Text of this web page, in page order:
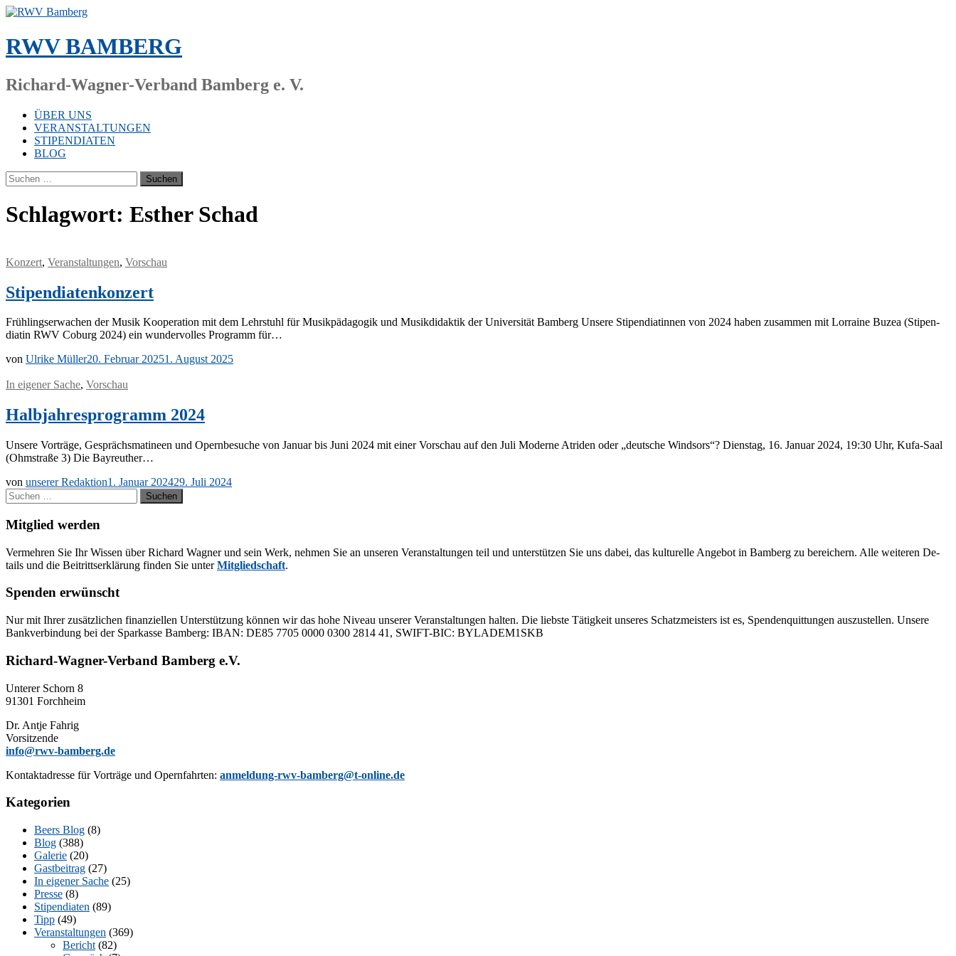
Zum
springen
RWV BAMBERG
Richard-Wagner-Verband Bamberg e. V.
ÜBER UNS
VERANSTALTUNGEN
STIPENDIATEN
BLOG
Suchen
nach:
Schlagwort: Esther Schad
Konzert, Veranstaltungen, Vorschau
Stipendiatenkonzert
Früh­lings­er­wa­chen der Mu­sik Ko­ope­ra­ti­on mit dem Lehr­stuhl für Mu­sik­päd­ago­gik und Mu­sik­di­dak­tik der Uni­ver­si­tät Bam­berg Un­se­re Sti­pen­dia­tin­nen von 2024 ha­ben zu­sam­men mit Lor­raine Bu­zea (Sti­pen­
dia­tin RWV Co­burg 2024) ein wun­der­vol­les Pro­gramm für…
von Ulrike Müller20. Februar 20251. August 2025
In eigener Sache, Vorschau
Halbjahresprogramm 2024
Un­se­re Vor­trä­ge, Ge­sprächs­ma­ti­neen und Opern­be­su­che von Ja­nu­ar bis Juni 2024 mit ei­ner Vor­schau auf den Juli Mo­der­ne Atri­den oder „deut­sche Wind­sors“? Diens­tag, 16. Ja­nu­ar 2024, 19:30 Uhr, Kufa-Saal
(Ohm­stra­ße 3) Die Bayreuther…
von unserer Redaktion1. Januar 202429. Juli 2024
Suchen
nach:
Mitglied werden
Ver­meh­ren Sie Ihr Wis­sen über Ri­chard Wag­ner und sein Werk, neh­men Sie an un­se­ren Ver­an­stal­tun­gen teil und un­ter­stüt­zen Sie uns da­bei, das kul­tu­rel­le An­ge­bot in Bam­berg zu be­rei­chern. Alle wei­te­ren De­
tails und die Bei­tritts­er­klä­rung fin­den Sie un­terMit­glied­schaft.
Spenden erwünscht
Nur mit Ih­rer zu­sätz­li­chen fi­nan­zi­el­len Un­ter­stüt­zung kön­nen wir das hohe Ni­veau un­se­rer Ver­an­stal­tun­gen hal­ten. Die liebs­te Tä­tig­keit un­se­res Schatz­meis­ters ist es, Spen­den­quit­tun­gen aus­zu­stel­len. Un­se­re
Bank­ver­bin­dung bei der Spar­kas­se Bam­berg: IBAN: DE85 7705 0000 0300 2814 41, SWIFT-BIC: BYLADEM1SKB
Richard-Wagner-Verband Bamberg e.V.
Un­te­rer Schorn 8
91301 Forchheim
Dr. Ant­je Fahrig
Vorsitzende
info@rwv-bamberg.de
Kon­takt­adres­se für Vor­trä­ge und Opern­fahr­ten: anmeldung-rwv-bamberg@t-online.de
Kategorien
Beers Blog (8)
Blog (388)
Galerie (20)
Gastbeitrag (27)
In eigener Sache (25)
Presse (8)
Stipendiaten (89)
Tipp (49)
Veranstaltungen (369)
Bericht (82)